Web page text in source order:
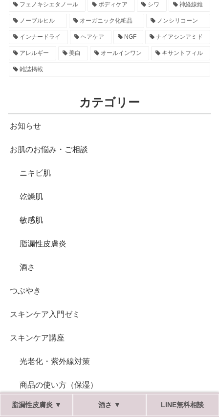
フェノキシエタノール ボディケア シワ 神経線維
ノーブルヒル オーガニック化粧品 ノンシリコーン
インナードライ ヘアケア NGF ナイアシンアミド
アレルギー 美白 オールインワン キサントフィル
雑誌掲載
カテゴリー
お知らせ
お肌のお悩み・ご相談
ニキビ肌
乾燥肌
敏感肌
脂漏性皮膚炎
酒さ
つぶやき
スキンケア入門ゼミ
スキンケア講座
光老化・紫外線対策
商品の使い方（保湿）
商品の使い方（洗顔）
脂漏性皮膚炎 ▼ 酒さ ▼ LINE無料相談